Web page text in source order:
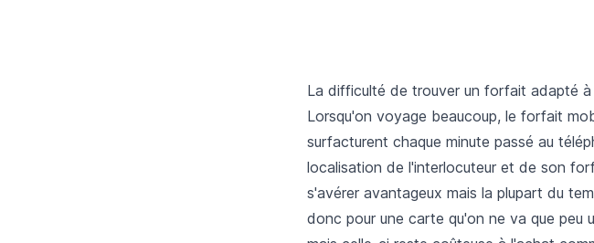
La difficulté de trouver un forfait adapté
Lorsqu'on voyage beaucoup, le forfait
surfacturent chaque minute passé au
localisation de l'interlocuteur et de son
s'avérer avantageux mais la plupart du
donc pour une carte qu'on ne va que peu